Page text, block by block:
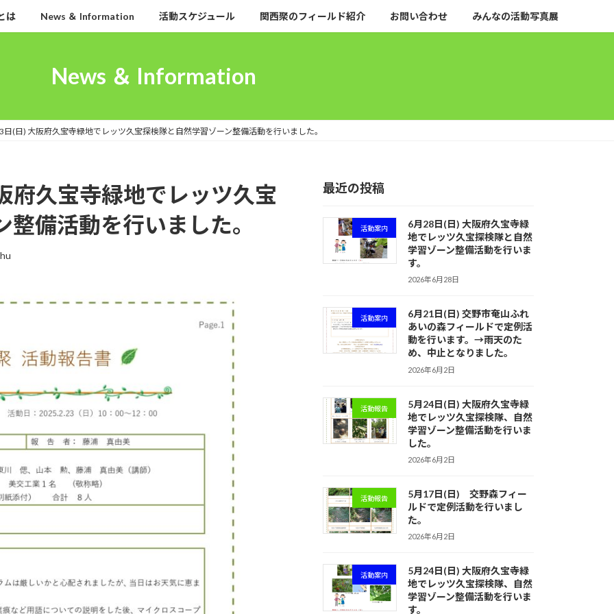
は News ＆ Information 活動スケジュール 関西聚のフィールド紹介 お問い合わせ みんなの活動写真展
News ＆ Information
(日) 大阪府久宝寺緑地でレッツ久宝探検隊と自然学習ゾーン整備活動を行いました。
府久宝寺緑地でレッツ久宝
備活動を行いました。
最近の投稿
活動案内
6月28日(日) 大阪府久宝寺緑
地でレッツ久宝探検隊と自然
学習ゾーン整備活動を行いま
す。
2026年6月28日
活動案内
6月21日(日) 交野市奄山ふれ
あいの森フィールドで定例活
動を行います。→雨天のた
め、中止となりました。
2026年6月2日
活動報告
5月24日(日) 大阪府久宝寺緑
地でレッツ久宝探検隊、自然
学習ゾーン整備活動を行いま
した。
2026年6月2日
活動報告
5月17日(日) 交野森フィー
ルドで定例活動を行いまし
た。
2026年6月2日
活動案内
5月24日(日) 大阪府久宝寺緑
地でレッツ久宝探検隊、自然
学習ゾーン整備活動を行いま
す。